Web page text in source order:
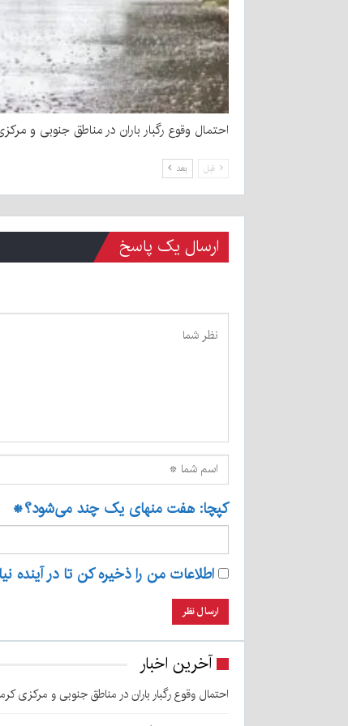
احتمال وقوع رگبار باران در مناطق جنوبی و
قبل بعد
ارسال یک پاسخ
کپچا: هفت منهای یک چند می‌شود؟*
اطلاعات من را ذخیره کن تا در آینده
آخرین اخبار
احتمال وقوع رگبار باران در مناطق جنوبی و مرکزی